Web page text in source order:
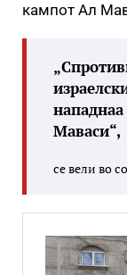
кампот Ал
Маваси“,
се вели во